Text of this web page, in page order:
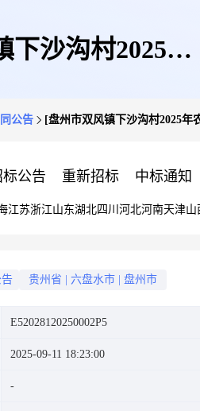
下沙沟村2025年
合同
公告 [盘州市双风镇下沙沟村2025
标公告 重新招标 中标通知
江苏浙江山东湖北四川 河北河南天津山
贵州省 六盘水市 盘州市
E52028120250002P5
2025-09-11 18:23:00